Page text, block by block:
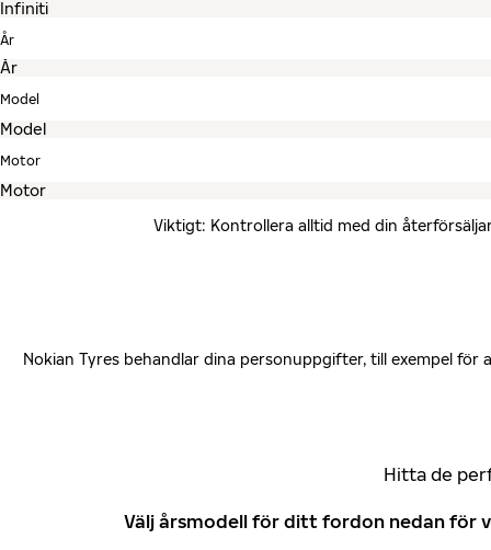
År
Model
Motor
Viktigt: Kontrollera alltid med din
Nokian Tyres behandlar dina personuppgifter, till exempel
Hitta de
Välj årsmodell för ditt fordon nedan för